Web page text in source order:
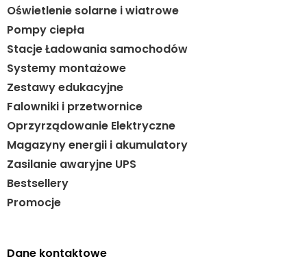
Oświetlenie solarne i wiatrowe
Pompy ciepła
Stacje Ładowania samochodów
Systemy montażowe
Zestawy edukacyjne
Falowniki i przetwornice
Oprzyrządowanie Elektryczne
Magazyny energii i akumulatory
Zasilanie awaryjne UPS
Bestsellery
Promocje
Dane kontaktowe